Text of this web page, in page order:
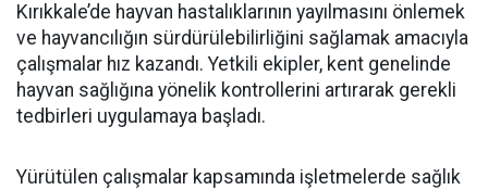
Kırıkkale’de hayvan hastalıklarının yayılmasını önlemek
ve hayvancılığın sürdürülebilirliğini sağlamak amacıyla
çalışmalar hız kazandı. Yetkili ekipler, kent genelinde
hayvan sağlığına yönelik kontrollerini artırarak gerekli
tedbirleri uygulamaya başladı.
Yürütülen çalışmalar kapsamında işletmelerde sağlık